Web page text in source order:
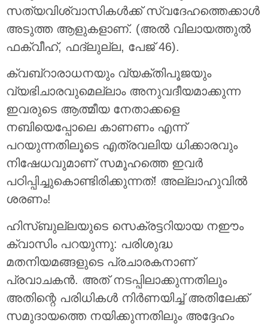
സത്യവിശ്വാസികൾക്ക് സ്വദേഹത്തെക്കാൾ
അടുത്ത ആളുകളാണ്. (അൽ വിലായത്തുൽ
ഫക്വീഹ്, ഫദ്‌ലുല്ല, പേജ് 46).
ക്വബ്‌റാരാധനയും വ്യക്തിപൂജയും
വ്യഭിചാരവുമെല്ലാം അനുവദീയമാക്കുന്ന
ഇവരുടെ ആത്മീയ നേതാക്കളെ
നബിയെപ്പോലെ കാണണം എന്ന്
പറയുന്നതിലൂടെ എത്രവലിയ ധിക്കാരവും
നിഷേധവുമാണ് സമൂഹത്തെ ഇവർ
പഠിപ്പിച്ചുകൊണ്ടിരിക്കുന്നത്! അല്ലാഹുവിൽ
ശരണം!
ഹിസ്ബുല്ലയുടെ സെക്രട്ടറിയായ നഈം
ക്വാസിം പറയുന്നു: പരിശുദ്ധ
മതനിയമങ്ങളുടെ പ്രചാരകനാണ്
പ്രവാചകൻ. അത് നടപ്പിലാക്കുന്നതിലും
അതിന്റെ പരിധികൾ നിർണയിച്ച് അതിലേക്ക്
സമുദായത്തെ നയിക്കുന്നതിലും അദ്ദേഹം